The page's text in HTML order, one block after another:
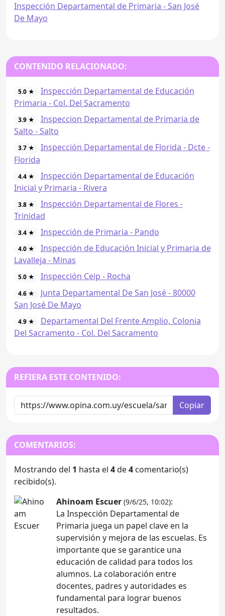
Inspección Departamental de Primaria - San José
De Mayo
CONTENIDO RELACIONADO:
5.0 ★
Inspección Departamental de Educación
Primaria - Col. Del Sacramento
3.9 ★
Inspeccion Departamental de Primaria de
Salto - Salto
3.7 ★
Inspección Departamental de Florida - Dcte -
Florida
4.4 ★
Inspección Departamental de Educación
Inicial y Primaria - Rivera
3.8 ★
Inspección Departamental de Flores -
Trinidad
3.4 ★ Inspección de Primaria - Pando
4.0 ★
Inspección de Educación Inicial y Primaria de
Lavalleja - Minas
5.0 ★ Inspección Ceip - Rocha
4.6 ★
Junta Departamental De San José - 80000
San José De Mayo
4.9 ★
Departamental Del Frente Amplio, Colonia
Del Sacramento - Col. Del Sacramento
REFIERA ESTE CONTENIDO:
Copiar
COMENTARIOS:
Mostrando del 1 hasta el 4de4 comentario(s)
recibido(s).
Ahinoam Escuer (9/6/25, 10:02):
La Inspección Departamental de
Primaria juega un papel clave en la
supervisión y mejora de las escuelas. Es
importante que se garantice una
educación de calidad para todos los
alumnos. La colaboración entre
docentes, padres y autoridades es
fundamental para lograr buenos
resultados.